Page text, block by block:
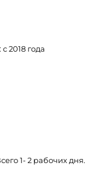
2018 года
1- 2 рабочих дня.